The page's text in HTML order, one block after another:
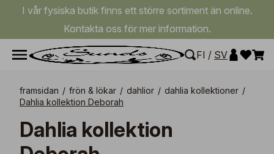
I vår fysiska butik finns ett större sortiment än online.
Kontakta oss för mer information.
FI / SV
framsidan / frön & lökar / dahlior / dahlia kollektioner /
Dahlia kollektion Deborah
Dahlia kollektion